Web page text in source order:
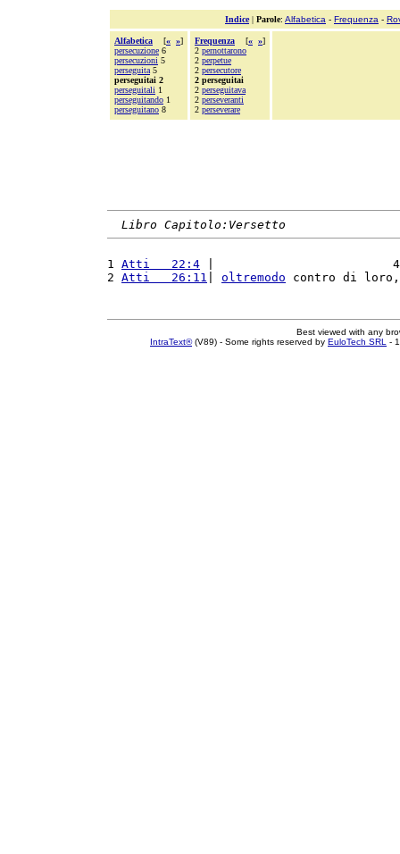
Indice| Parole: Alfabetica - Frequenza -
Alfabetica [« »]
persecuzione 6
persecuzioni 5
perseguita 5
perseguitai 2
perseguitali 1
perseguitando 1
perseguitano 8
Frequenza [« »]
2 pernottarono
2 perpetue
2 persecutore
2 perseguitai
2 perseguitava
2 perseveranti
2 perseverare
Libro Capitolo:Versetto
1 Atti   22:4 |                         4
2 Atti   26:11 oltremodo contro di
Best viewed with any
IntraText®(V89) - Some rights reserved by EuloTech SRL -